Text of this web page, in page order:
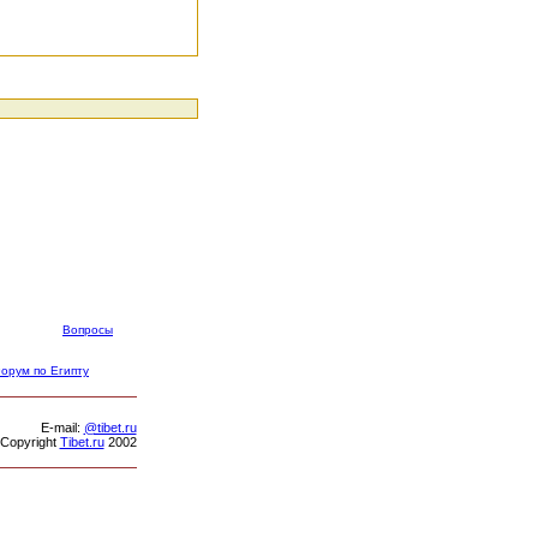
Вопросы
по Египту
Е-mail: @tibet.ru
Copyright Tibet.ru2002